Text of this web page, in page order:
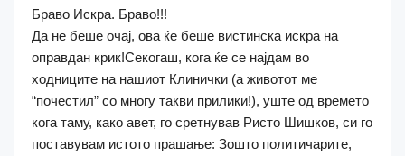
Браво Искра. Браво!!!
Да не беше очај, ова ќе беше вистинска искра на
оправдан крик!Секогаш, кога ќе се најдам во
ходниците на нашиот Клинички (а животот ме
“почестил” со многу такви прилики!), уште од времето
кога таму, како авет, го сретнував Ристо Шишков, си го
поставувам истото прашање: Зошто политичарите,